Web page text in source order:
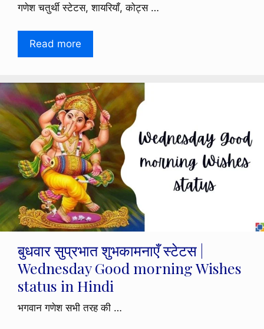
गणेश चतुर्थी स्टेटस, शायरियाँ, कोट्स …
Read more
बुधवार सुप्रभात शुभकामनाएँ स्टेटस |
Wednesday Good morning Wishes
status in Hindi
भगवान गणेश सभी तरह की …